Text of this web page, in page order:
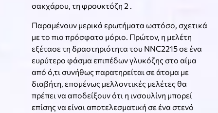
σακχάρου, τη φρουκτόζη 2 .
Παραμένουν μερικά ερωτήματα ωστόσο, σχετικά
με το πιο πρόσφατο μόριο. Πρώτον, η μελέτη
εξέτασε τη δραστηριότητα του NNC2215 σε ένα
ευρύτερο φάσμα επιπέδων γλυκόζης στο αίμα
από ό,τι συνήθως παρατηρείται σε άτομα με
διαβήτη, επομένως μελλοντικές μελέτες θα
πρέπει να αποδείξουν ότι η ινσουλίνη μπορεί
επίσης να είναι αποτελεσματική σε ένα στενό